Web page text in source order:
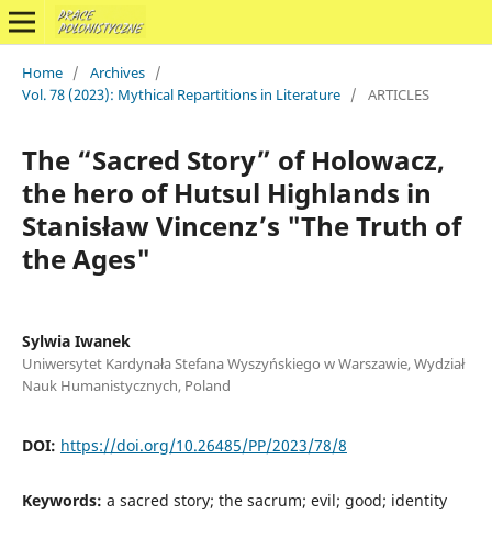
Home / Archives /
Vol. 78 (2023): Mythical Repartitions in Literature / ARTICLES
The “Sacred Story” of Holowacz,
the hero of Hutsul Highlands in
Stanisław Vincenz’s "The Truth of
the Ages"
Sylwia Iwanek
Uniwersytet Kardynała Stefana Wyszyńskiego w Warszawie, Wydział
Nauk Humanistycznych, Poland
DOI: https://doi.org/10.26485/PP/2023/78/8
Keywords: a sacred story; the sacrum; evil; good; identity